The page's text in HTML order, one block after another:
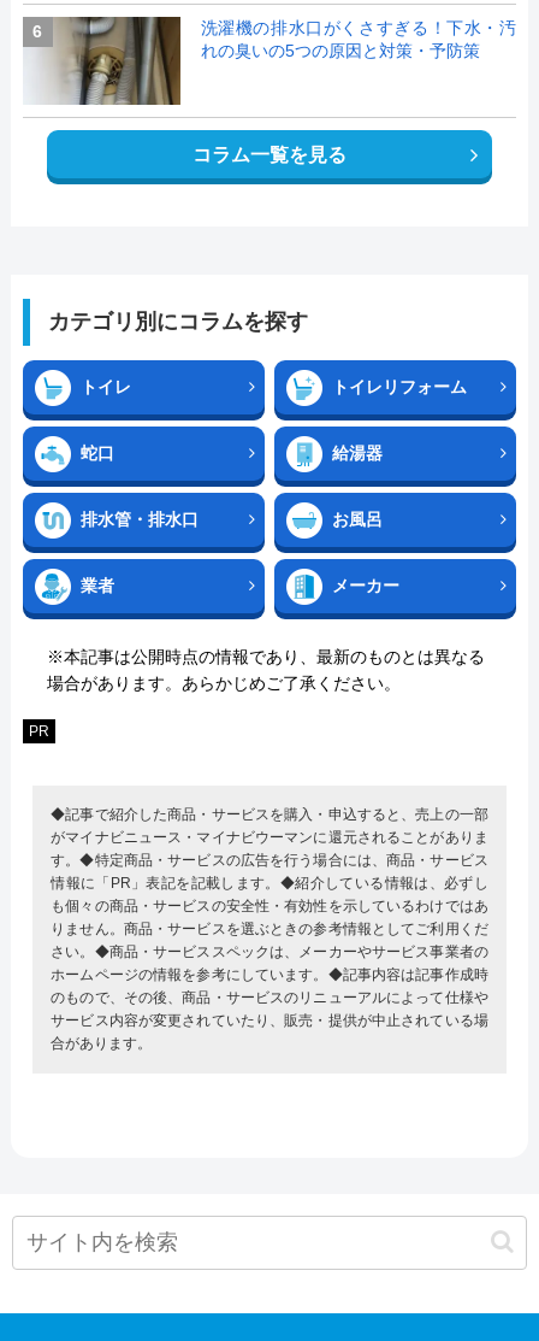
6
洗濯機の排水口がくさすぎる！下水・汚
れの臭いの5つの原因と対策・予防策
コラム一覧を見る
カテゴリ別にコラムを探す
トイレ トイレリフォーム
蛇口 給湯器
排水管・排水口 お風呂
業者 メーカー
※本記事は公開時点の情報であり、最新のものとは異なる
場合があります。あらかじめご了承ください。
PR
◆記事で紹介した商品・サービスを購入・申込すると、売上の一部
がマイナビニュース・マイナビウーマンに還元されることがありま
す。◆特定商品・サービスの広告を行う場合には、商品・サービス
情報に「PR」表記を記載します。◆紹介している情報は、必ずし
も個々の商品・サービスの安全性・有効性を示しているわけではあ
りません。商品・サービスを選ぶときの参考情報としてご利用くだ
さい。◆商品・サービススペックは、メーカーやサービス事業者の
ホームページの情報を参考にしています。◆記事内容は記事作成時
のもので、その後、商品・サービスのリニューアルによって仕様や
サービス内容が変更されていたり、販売・提供が中止されている場
合があります。